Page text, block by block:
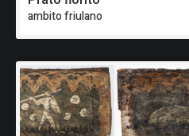
ambito friulano